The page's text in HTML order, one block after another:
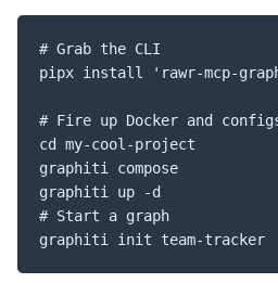
# Grab the CLI
pipx install 'rawr-mcp-
# Fire up Docker and
cd my-cool-project
graphiti compose
graphiti up -d
# Start a graph
graphiti init team-tracker